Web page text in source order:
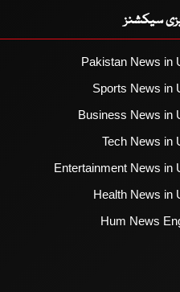
سیکشنز
Pakistan News in
Sports News in
Business News in
Tech News in
Entertainment News in
Health News in
Hum News